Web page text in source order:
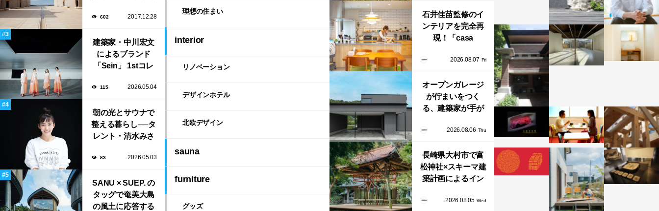
研究所」。
602 2017.12.28
建築家・中川宏文
によるブランド
「Sein」 1stコレ
表参道にて開催！
115 2026.05.04
朝の光とサウナで
整える暮らし──タ
レント・清水みさ
持ちいい暮らし”
83 2026.05.03
SANU × SUEP. の
タッグで奄美大島
の風土に応答する
理想の住まい
interior
リノベーション
デザインホテル
北欧デザイン
sauna
furniture
グッズ
型ショールームが
オープン！
石井佳苗監修のイ
ンテリアを完全再
現！「casa
リンネル）」で叶
ルな部屋づくり。
2026.08.07 Fri
オープンガレージ
が佇まいをつく
る、建築家が手が
まい「ふわりと浮
い」
2026.08.06 Thu
長崎県大村市で富
松神社×スキーマ建
築計画によるイン
「循環する竹風
2026.08.05 Wed